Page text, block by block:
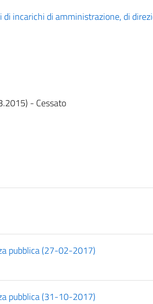
di incarichi di amministrazione, di
- Cessato
pubblica (27-02-2017)
pubblica (31-10-2017)